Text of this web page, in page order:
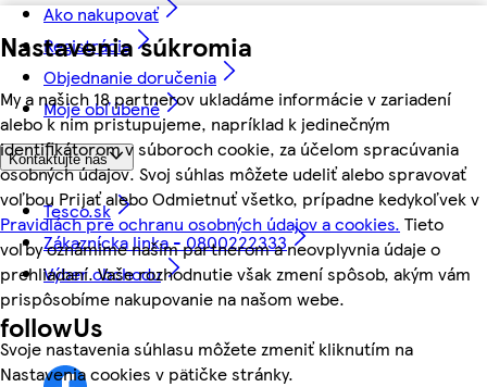
Nastavenia súkromia
My a našich 18 partnerov ukladáme informácie v zariadení
alebo k nim pristupujeme, napríklad k jedinečným
identifikátorom v súboroch cookie, za účelom spracúvania
osobných údajov. Svoj súhlas môžete udeliť alebo spravovať
voľbou Prijať alebo Odmietnuť všetko, prípadne kedykoľvek v
Pravidlách pre ochranu osobných údajov a cookies. Tieto
voľby oznámime našim partnerom a neovplyvnia údaje o
prehliadaní. Vaše rozhodnutie však zmení spôsob, akým vám
prispôsobíme nakupovanie na našom webe.
Svoje nastavenia súhlasu môžete zmeniť kliknutím na
Nastavenia cookies v pätičke stránky.
Ako nakupovať
Registrácia
Objednanie doručenia
Moje obľúbené
Kontaktujte nás
Tesco.sk
Zákaznícka linka - 0800222333
Výber obchodu
followUs